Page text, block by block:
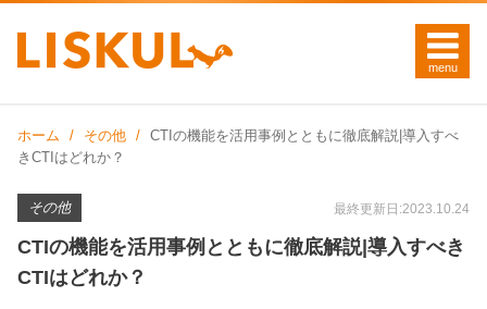
ホーム その他
CTIの機能を活用事例とともに徹底解説|導入すべ
きCTIはどれか？
その他 最終更新日:2023.10.24
CTIの機能を活用事例とともに徹底解説|導入すべき
CTIはどれか？